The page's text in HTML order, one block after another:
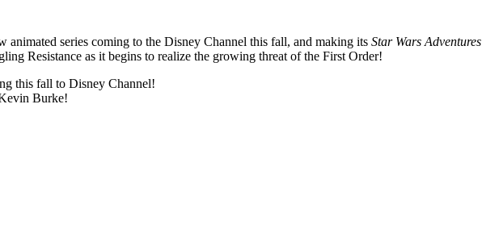
animated series coming to the Disney Channel this fall, and making its Star Wars Adventures
Resistance as it begins to realize the growing threat of the First Order!
this fall to Disney Channel!
Burke!